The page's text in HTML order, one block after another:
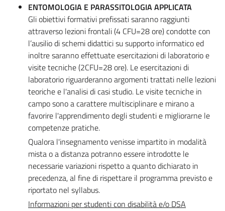
ENTOMOLOGIA E PARASSITOLOGIA APPLICATA
Gli obiettivi formativi prefissati saranno raggiunti
attraverso lezioni frontali (4 CFU=28 ore) condotte con
l’ausilio di schemi didattici su supporto informatico ed
inoltre saranno effettuate esercitazioni di laboratorio e
visite tecniche (2CFU=28 ore). Le esercitazioni di
laboratorio riguarderanno argomenti trattati nelle lezioni
teoriche e l'analisi di casi studio. Le visite tecniche in
campo sono a carattere multisciplinare e mirano a
favorire l'apprendimento degli studenti e migliorarne le
competenze pratiche.
Qualora l'insegnamento venisse impartito in modalità
mista o a distanza potranno essere introdotte le
necessarie variazioni rispetto a quanto dichiarato in
precedenza, al fine di rispettare il programma previsto e
riportato nel syllabus.
Informazioni per studenti con disabilità e/o DSA